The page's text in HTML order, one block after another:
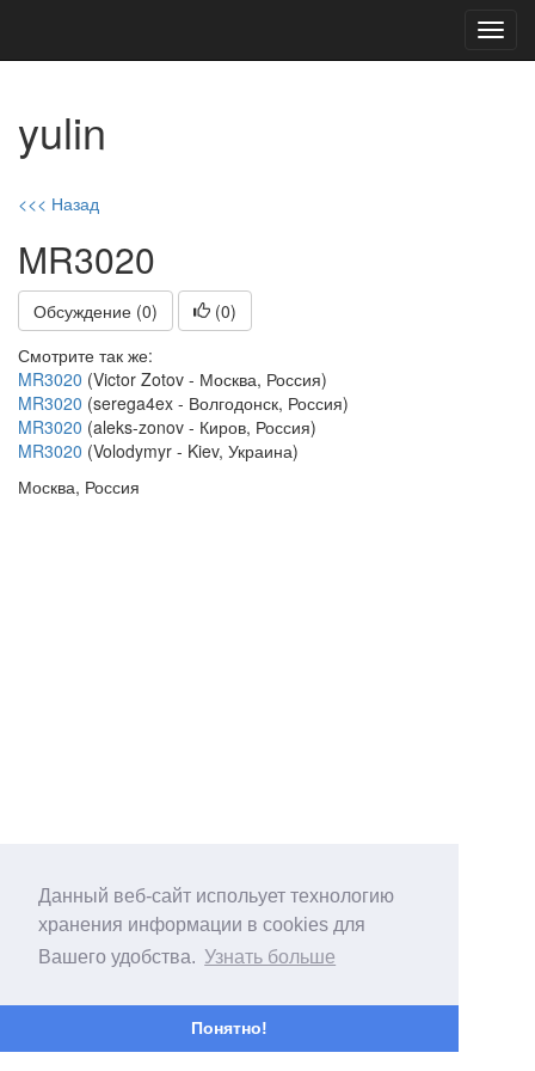
Данный веб-сайт испольует технологию
хранения информации в cookies для
Вашего удобства. Узнать больше
Понятно!
yulin
<<< Назад
MR3020
Обсуждение (0) (0)
Смотрите так же:
MR3020 (Victor Zotov - Москва, Россия)
MR3020 (serega4ex - Волгодонск, Россия)
MR3020 (aleks-zonov - Киров, Россия)
MR3020 (Volodymyr - Kiev, Украина)
Москва, Россия